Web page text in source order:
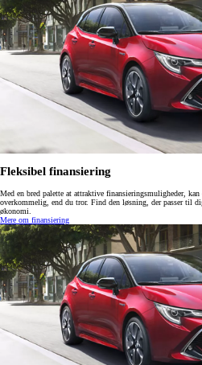
Fleksibel finansiering
Med en bred palette at attraktive finansieringsmuligheder,
overkommelig, end du tror. Find den løsning, der passer til
økonomi.
Mere om finansiering